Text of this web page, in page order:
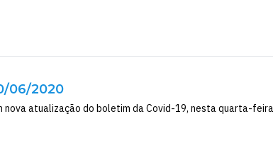
06/2020
nova atualização do boletim da Covid-19, nesta quarta-